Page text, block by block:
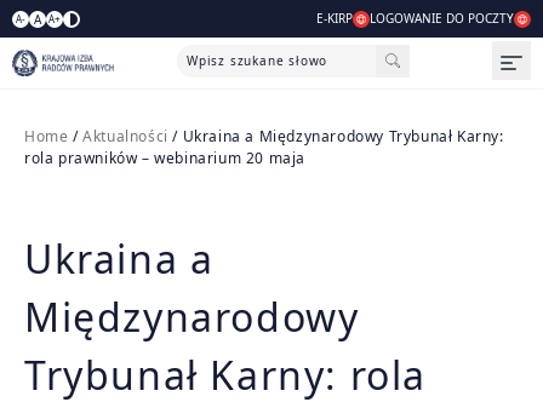
A- A A+ E-KIRP LOGOWANIE DO POCZTY
Wpisz szukane słowo
Home /Aktualności / Ukraina a Międzynarodowy Trybunał Karny:
rola prawników – webinarium 20 maja
Ukraina a
Międzynarodowy
Trybunał Karny: rola